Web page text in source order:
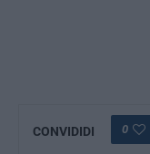
CONVIDIDI 0